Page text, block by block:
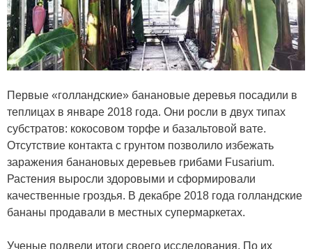
Первые «голландские» банановые деревья посадили в
теплицах в январе 2018 года. Они росли в двух типах
субстратов: кокосовом торфе и базальтовой вате.
Отсутствие контакта с грунтом позволило избежать
заражения банановых деревьев грибами Fusarium.
Растения выросли здоровыми и сформировали
качественные гроздья. В декабре 2018 года голландские
бананы продавали в местных супермаркетах.
Ученые подвели итоги своего исследования. По их